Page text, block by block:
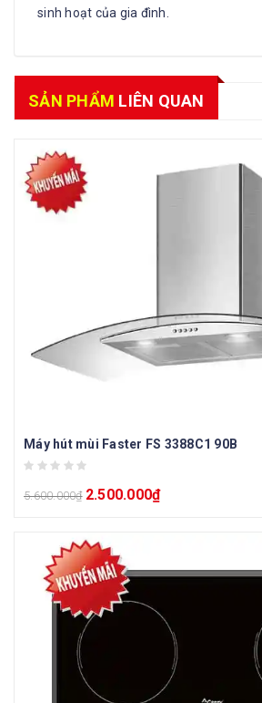
sinh hoạt của gia đình.
SẢN PHẨM LIÊN QUAN
Máy hút mùi Faster FS 3388C1 90B
5.600.000₫ 2.500.000₫